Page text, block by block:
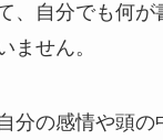
、自分でも何が
ません。
分の感情や頭の